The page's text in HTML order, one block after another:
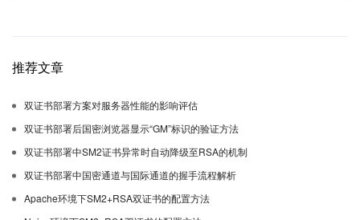
推荐文章
双证书部署方案对服务器性能的影响评估
双证书部署后国密浏览器显示“GM”标识的验证方法
双证书部署中SM2证书异常时自动降级至RSA的机制
双证书部署中国密通道与国际通道的握手流程解析
Apache环境下SM2+RSA双证书的配置方法